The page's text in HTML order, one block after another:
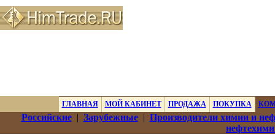
ГЛАВНАЯ МОЙ КАБИНЕТ ПРОДАЖА ПОКУПКА
Российские| Зарубежные| Производители химии и